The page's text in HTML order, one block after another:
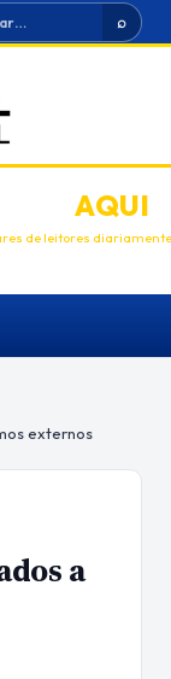
⌕
AQUI
de leitores diariamente
externos
a